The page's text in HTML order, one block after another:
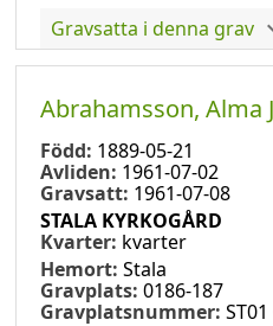
Gravsatta i denna grav
Abrahamsson, Alma
Född: 1889-05-21
Avliden: 1961-07-02
Gravsatt: 1961-07-08
STALA KYRKOGÅRD
Kvarter: kvarter
Hemort: Stala
Gravplats: 0186-187
Gravplatsnummer: